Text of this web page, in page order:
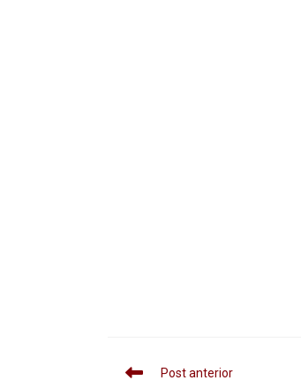
Post anterior